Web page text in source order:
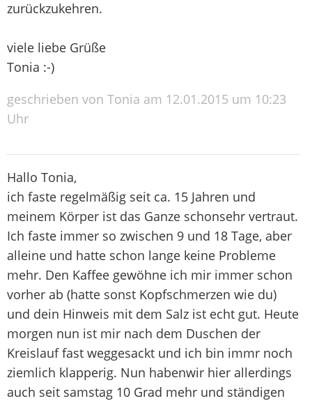
zurückzukehren.
viele liebe Grüße
Tonia :-)
geschrieben von Tonia am 12.01.2015 um 10:23
Uhr
Hallo Tonia,
ich faste regelmäßig seit ca. 15 Jahren und
meinem Körper ist das Ganze schonsehr vertraut.
Ich faste immer so zwischen 9 und 18 Tage, aber
alleine und hatte schon lange keine Probleme
mehr. Den Kaffee gewöhne ich mir immer schon
vorher ab (hatte sonst Kopfschmerzen wie du)
und dein Hinweis mit dem Salz ist echt gut. Heute
morgen nun ist mir nach dem Duschen der
Kreislauf fast weggesackt und ich bin immr noch
ziemlich klapperig. Nun habenwir hier allerdings
auch seit samstag 10 Grad mehr und ständigen